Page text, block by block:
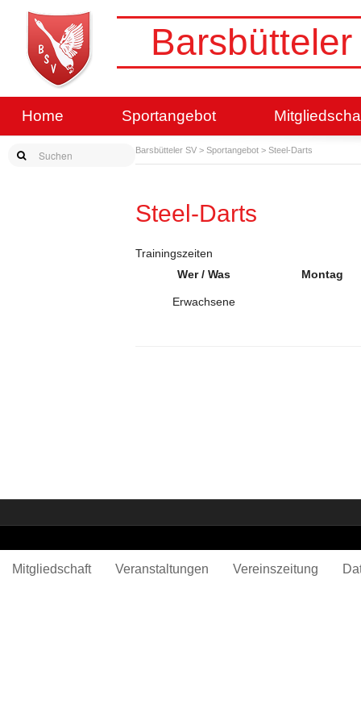
Home Sportangebot
Barsbütteler SV > Sportangebot > Steel-Darts
Steel-Darts
Trainingszeiten
Wer / Was
Montag
Erwachsene
Mitgliedschaft Veranstaltungen Vereinszeitung